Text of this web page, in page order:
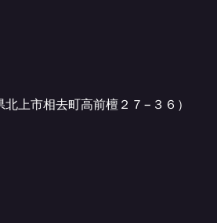
上市相去町高前檀２７−３６）